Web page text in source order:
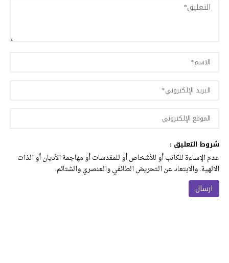
شروط التعليق :
عدم الإساءة للكاتب أو للأشخاص أو للمقدسات أو مهاجمة الأديان أو الذات
الالهية. والابتعاد عن التحريض الطائفي والعنصري والشتائم.